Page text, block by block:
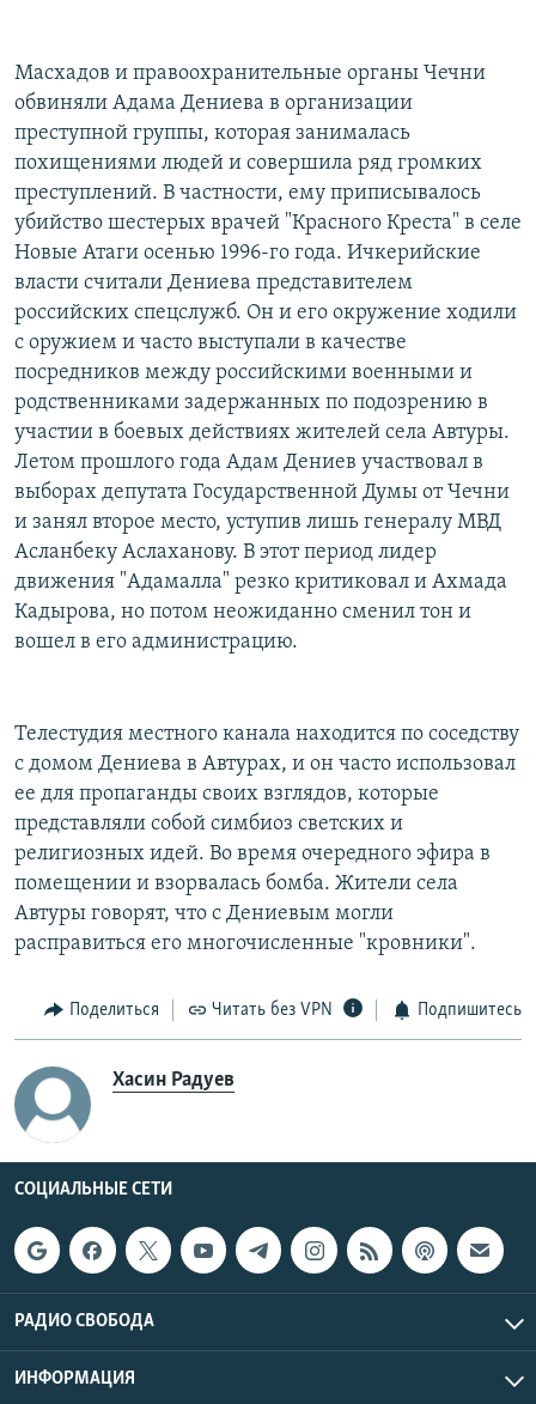
Масхадов и правоохранительные органы Чечни
обвиняли Адама Дениева в организации
преступной группы, которая занималась
похищениями людей и совершила ряд громких
преступлений. В частности, ему приписывалось
убийство шестерых врачей "Красного Креста" в селе
Новые Атаги осенью 1996-го года. Ичкерийские
власти считали Дениева представителем
российских спецслужб. Он и его окружение ходили
с оружием и часто выступали в качестве
посредников между российскими военными и
родственниками задержанных по подозрению в
участии в боевых действиях жителей села Автуры.
Летом прошлого года Адам Дениев участвовал в
выборах депутата Государственной Думы от Чечни
и занял второе место, уступив лишь генералу МВД
Асланбеку Аслаханову. В этот период лидер
движения "Адамалла" резко критиковал и Ахмада
Кадырова, но потом неожиданно сменил тон и
вошел в его администрацию.
Телестудия местного канала находится по соседству
с домом Дениева в Автурах, и он часто использовал
ее для пропаганды своих взглядов, которые
представляли собой симбиоз светских и
религиозных идей. Во время очередного эфира в
помещении и взорвалась бомба. Жители села
Автуры говорят, что с Дениевым могли
расправиться его многочисленные "кровники".
Поделиться Читать без VPN Подпишитесь
Хасин Радуев
СОЦИАЛЬНЫЕ СЕТИ
РАДИО СВОБОДА
ИНФОРМАЦИЯ